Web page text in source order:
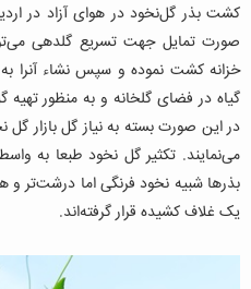
کشت بذر گل‌نخود در هوای آزاد در
صورت تمایل جهت تسریع گلدهی
خزانه کشت نموده و سپس نشاء آنرا
گیاه در فضای گلخانه و به منظور
در این صورت بسته به نیاز گل بازار
می‌نمایند. تکثیر گل نخود طبعا به
بذرها شبیه نخود فرنگی اما درشت‌تر و
یک غلاف کشیده قرار گرفته‌اند.